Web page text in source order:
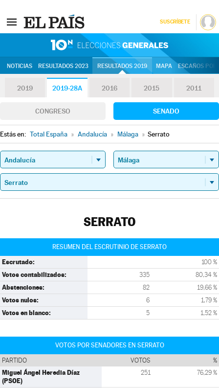
SUSCRÍBETE
NOTICIAS RESULTADOS 2023 RESULTADOS 2019 MAPA ESCAÑOS
2019 2019-28A 2016 2015 2011
CONGRESO SENADO
Estás en: Total España » Andalucía » Málaga » Serrato
SERRATO
RESUMEN DEL ESCRUTINIO DE SERRATO
Escrutado: 100 %
Votos contabilizados: 335 80,34 %
Abstenciones: 82 19,66 %
Votos nulos: 6 1,79 %
Votos en blanco: 5 1,52 %
VOTOS POR SENADORES EN SERRATO
PARTIDO VOTOS %
Miguel Ángel Heredia Díaz
(PSOE)
251 76,29 %